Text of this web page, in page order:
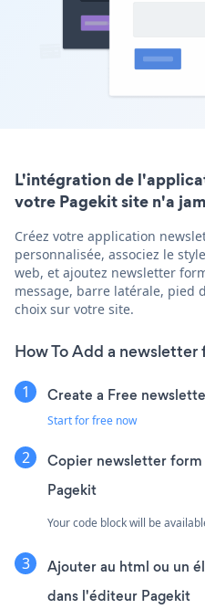
L'intégration de
votre Pagekit site n'a
Créez votre application
personnalisée, associez le
web, et ajoutez newsletter
message, barre latérale, pied
choix sur votre site.
How To Add a
Create a Free
Start for free now
Copier newsletter
Pagekit
Your code block will be
Ajouter au html ou un
dans l'éditeur Pagekit